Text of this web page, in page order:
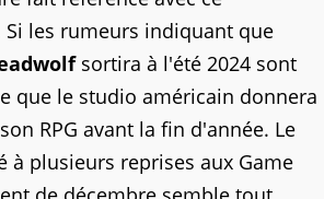
les rumeurs indiquant que
sortira à l'été 2024 sont
que le studio américain donnera
RPG avant la fin d'année. Le
à plusieurs reprises aux Game